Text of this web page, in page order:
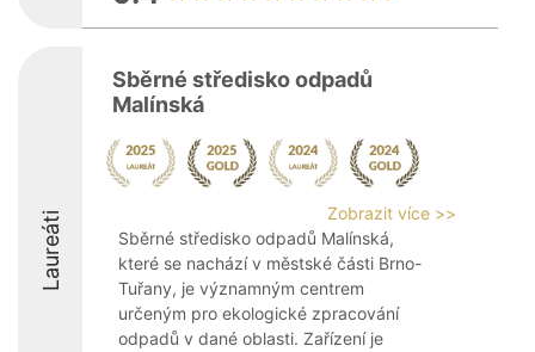
Laureáti
Sběrné středisko odpadů
Malínská
Zobrazit více >>
Sběrné středisko odpadů Malínská,
které se nachází v městské části Brno-
Tuřany, je významným centrem
určeným pro ekologické zpracování
odpadů v dané oblasti. Zařízení je